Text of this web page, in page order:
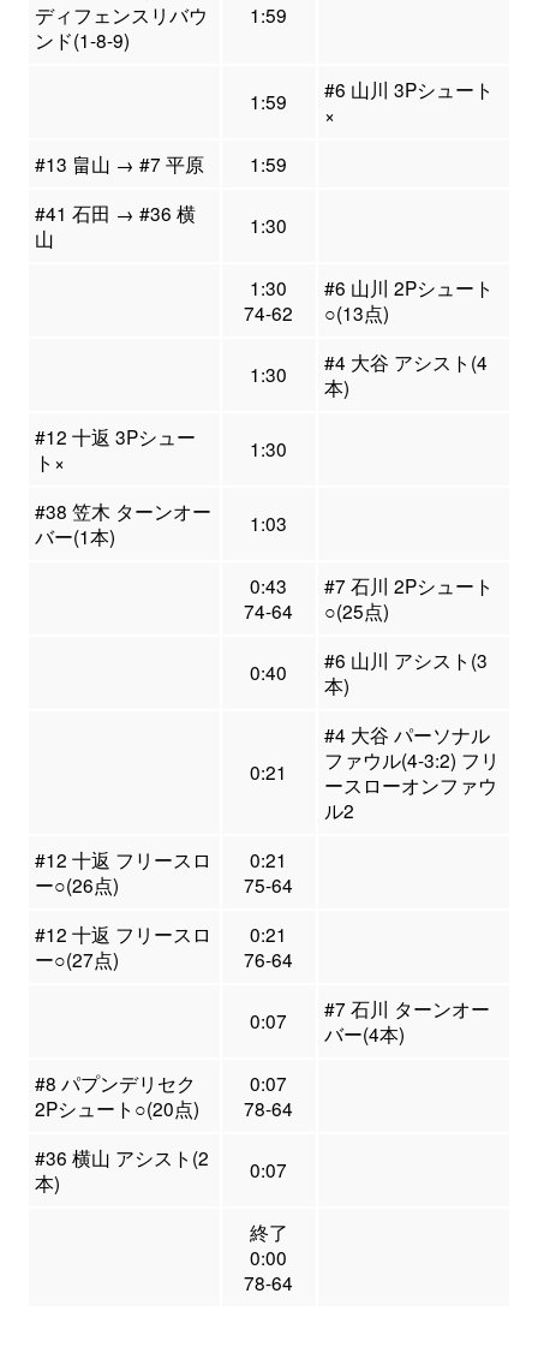
ディフェンスリバウ
ンド(1-8-9)
1:59
1:59
#6 山川 3Pシュート
×
#13 畠山 → #7 平原
1:59
#41 石田 → #36 横
山
1:30
1:30
74-62
#6 山川 2Pシュート
○(13点)
1:30
#4 大谷 アシスト(4
本)
#12 十返 3Pシュー
ト×
1:30
#38 笠木 ターンオー
バー(1本)
1:03
0:43
74-64
#7 石川 2Pシュート
○(25点)
0:40
#6 山川 アシスト(3
本)
0:21
#4 大谷 パーソナル
ファウル(4-3:2) フリ
ースローオンファウ
ル2
#12 十返 フリースロ
ー○(26点)
0:21
75-64
#12 十返 フリースロ
ー○(27点)
0:21
76-64
0:07
#7 石川 ターンオー
バー(4本)
#8 パプンデリセク
2Pシュート○(20点)
0:07
78-64
#36 横山 アシスト(2
本)
0:07
終了
0:00
78-64